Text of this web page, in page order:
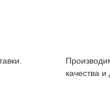
качества и